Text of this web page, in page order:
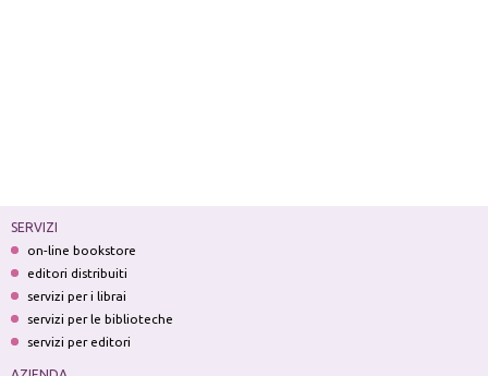
SERVIZI
on-line bookstore
editori distribuiti
servizi per i librai
servizi per le biblioteche
servizi per editori